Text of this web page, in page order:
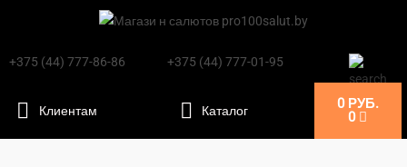
+375 (44) 777-86-86 +375 (44) 777-01-95
0 РУБ.
0